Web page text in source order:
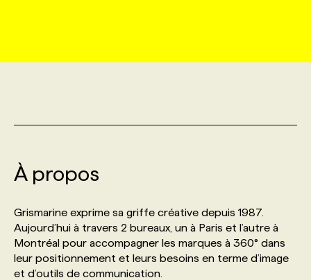
INITIATIVES NUMÉRIQUES
PRIX ET DISTINCTIONS
TENDANCES
MARKETING DURABLE
ÉVÉNEMENTIEL
NOS AUTEUR‧RICES
ANNONCEZ AVEC NOUS
PROFIL ENTREPRISE
FAQ
ANNONCEZ AVEC NOUS
PROFIL CANDIDAT
ANNONCEZ AVEC NOUS
NOS PARCOURS DE FORMATIONS
FORMATIONS PERSONNALISÉES
NOS FORMATEUR‧RICES
POURQUOI CHOISIR NOS FORMATIONS
SERVICE DE CHASSE DE TÊTE
NOS TARIFS
NOS EXPERTISES
FAQ
À propos
Grismarine exprime sa griffe créative depuis 1987.
Aujourd’hui à travers 2 bureaux, un à Paris et l’autre à
Montréal pour accompagner les marques à 360° dans
leur positionnement et leurs besoins en terme d’image
et d’outils de communication.